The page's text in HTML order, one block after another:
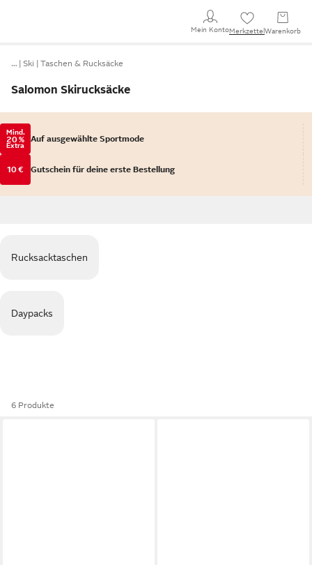
Mein KontoMerkzettel Warenkorb
… Ski Taschen & Rucksäcke
Salomon Skirucksäcke
Mind.
20 %
Extra
Auf ausgewählte Sportmode
10 € Gutschein für deine erste Bestellung
Rucksacktaschen
Daypacks
6 Produkte